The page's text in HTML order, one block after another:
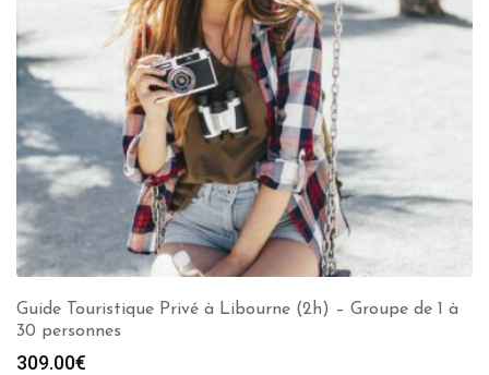
Guide Touristique Privé à Libourne (2h) – Groupe de 1 à
30 personnes
309.00€